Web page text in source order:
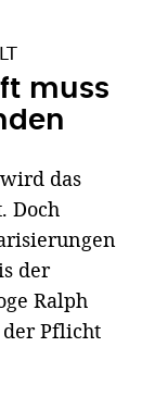
muss
das
Doch
der
Ralph
Pflicht